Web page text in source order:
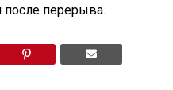
после перерыва.